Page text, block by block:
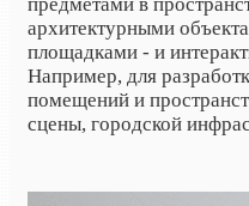
архитектурными
площадками - и
Например, для
помещений и
сцены, городской